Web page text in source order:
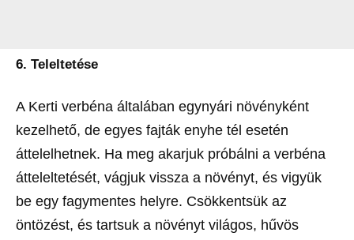
6. Teleltetése
A Kerti verbéna általában egynyári növényként
kezelhető, de egyes fajták enyhe tél esetén
áttelelhetnek. Ha meg akarjuk próbálni a verbéna
átteleltetését, vágjuk vissza a növényt, és vigyük
be egy fagymentes helyre. Csökkentsük az
öntözést, és tartsuk a növényt világos, hűvös